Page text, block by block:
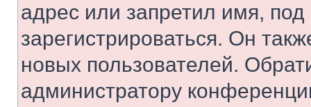
адрес или запретил имя,
зарегистрироваться. Он
новых пользователей.
администратору